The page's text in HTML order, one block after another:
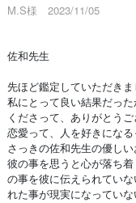
M.S様 2023/11/05
佐和先生
先ほど鑑定していただきま
私にとって良い結果だっ
くださって、ありがとうご
恋愛って、人を好きにな
さっきの佐和先生の優し
彼の事を思うと心が落ち
の事を彼に伝えられてい
れた事が現実になっていな